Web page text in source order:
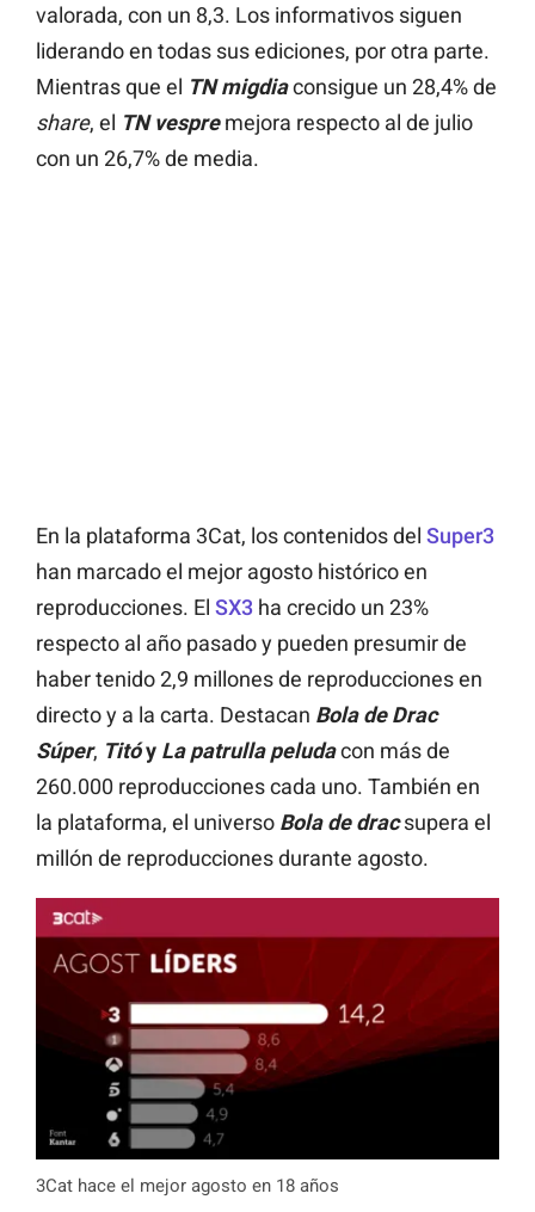
valorada, con un 8,3. Los informativos siguen
liderando en todas sus ediciones, por otra parte.
Mientras que el TN migdiaconsigue un 28,4% de
share, el TN vespremejora respecto al de julio
con un 26,7% de media.
En la plataforma 3Cat, los contenidos del Super3
han marcado el mejor agosto histórico en
reproducciones. El SX3 ha crecido un 23%
respecto al año pasado y pueden presumir de
haber tenido 2,9 millones de reproducciones en
directo y a la carta. Destacan Bola de Drac
Súper, Titóy La patrulla peludacon más de
260.000 reproducciones cada uno. También en
la plataforma, el universo Bola de dracsupera el
millón de reproducciones durante agosto.
3Cat hace el mejor agosto en 18 años